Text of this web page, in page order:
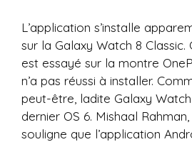
L’application s’installe
sur la Galaxy Watch 8 Classic.
est essayé sur la montre
n’a pas réussi à installer.
peut-être, ladite Galaxy
dernier OS 6. Mishaal
souligne que l’application